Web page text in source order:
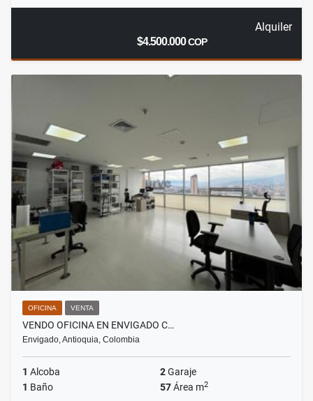
Alquiler
$4.500.000COP
OFICINA VENTA
VENDO OFICINA EN ENVIGADO C…
Envigado, Antioquia, Colombia
1 Alcoba 2Garaje
1 Baño 57Área m2